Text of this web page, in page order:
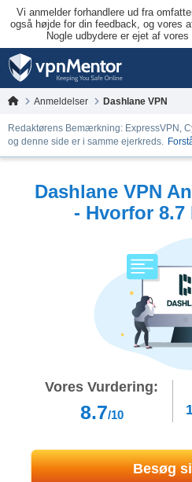
Vi anmelder forhandlere ud fra
også højde for din feedback, og vores
Nogle udbydere er ejet af
Anmeldelser Dashlane VPN
Redaktørens Bemærkning: ExpressVPN,
og denne side er i samme ejerkreds.
Dashlane VPN
- Hvorfor
Vores Vurdering:
8.7/10
Besøg